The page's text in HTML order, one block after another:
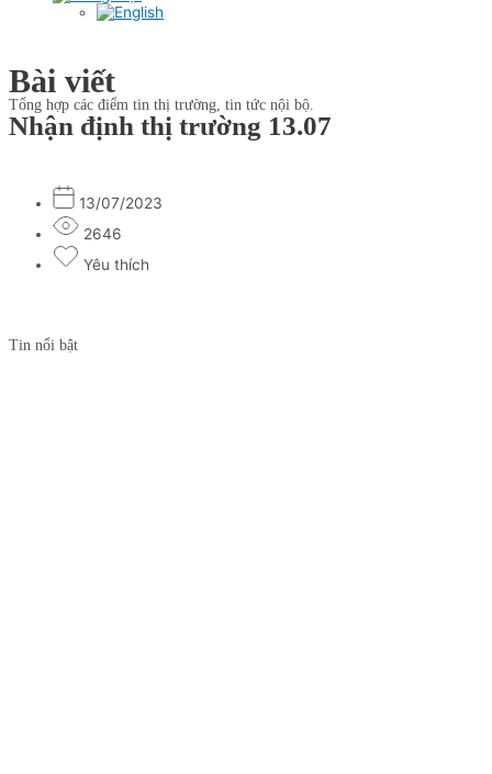
Bài viết
Tổng hợp các điểm tin thị trường, tin tức nội bộ.
Nhận định thị trường 13.07
13/07/2023
2646
Yêu thích
Tin nổi bật